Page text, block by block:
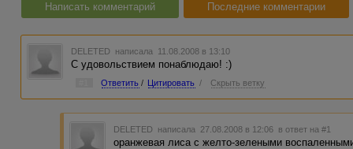
Написать комментарий Последние комментарии
DELETED написала 11.08.2008 в 13:10
С удовольствием понаблюдаю! :)
Ответить / Цитировать / Скрыть ветку
DELETED написала 27.08.2008 в 12:06 в ответ на #1
оранжевая лиса с желто-зелеными